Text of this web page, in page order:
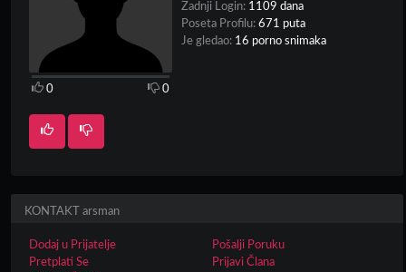
0 0
Zadnji Login: 1109 dana
Poseta Profilu:671 puta
Je gledao: 16 porno snimaka
KONTAKT arsman
Dodaj u Prijatelje
Pošalji Poruku
Pretplati Se
Prijavi Člana